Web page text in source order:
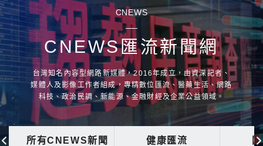
CNEWS
CNEWS匯流新聞網
台灣知名內容型網路新媒體，2016年成立，由資深記者、
媒體人及影像工作者組成，專精數位匯流、醫藥生活、網路
科技、政治民調、新能源、金融財經及企業公益領域。
所有CNEWS新聞 健康匯流